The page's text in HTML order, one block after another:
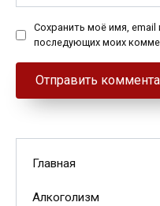
Сохранить моё имя, email
последующих моих
Главная
Алкоголизм